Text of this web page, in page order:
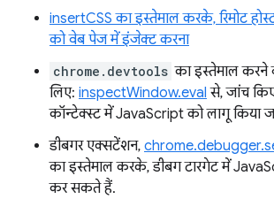
insertCSS का इस्तेमाल करके, रिमोट
को वेब पेज में इंजेक्ट करना
chrome.devtools का इस्तेमाल
लिए: inspectWindow.eval से, जांच
कॉन्टेक्स्ट में JavaScript को लागू किया
डीबगर एक्सटेंशन,
का इस्तेमाल करके, डीबग टारगेट में
कर सकते हैं.